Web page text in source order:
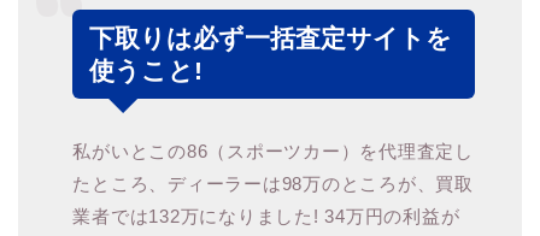
下取りは必ず一括査定サイトを
使うこと!
私がいとこの86（スポーツカー）を代理査定し
たところ、ディーラーは98万のところが、買取
業者では132万になりました! 34万円の利益が